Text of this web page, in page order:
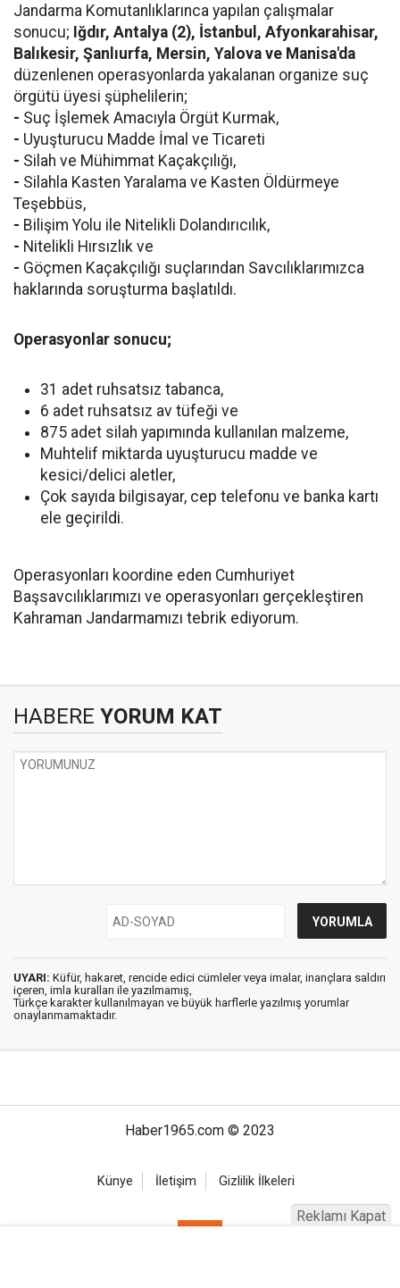
Jandarma Komutanlıklarınca yapılan çalışmalar
sonucu; Iğdır, Antalya (2), İstanbul, Afyonkarahisar,
Balıkesir, Şanlıurfa, Mersin, Yalova ve Manisa'da
düzenlenen operasyonlarda yakalanan organize suç
örgütü üyesi şüphelilerin;
- Suç İşlemek Amacıyla Örgüt Kurmak,
- Uyuşturucu Madde İmal ve Ticareti
- Silah ve Mühimmat Kaçakçılığı,
- Silahla Kasten Yaralama ve Kasten Öldürmeye
Teşebbüs,
- Bilişim Yolu ile Nitelikli Dolandırıcılık,
- Nitelikli Hırsızlık ve
- Göçmen Kaçakçılığı suçlarından Savcılıklarımızca
haklarında soruşturma başlatıldı.
Operasyonlar sonucu;
31 adet ruhsatsız tabanca,
6 adet ruhsatsız av tüfeği ve
875 adet silah yapımında kullanılan malzeme,
Muhtelif miktarda uyuşturucu madde ve
kesici/delici aletler,
Çok sayıda bilgisayar, cep telefonu ve banka kartı
ele geçirildi.
Operasyonları koordine eden Cumhuriyet
Başsavcılıklarımızı ve operasyonları gerçekleştiren
Kahraman Jandarmamızı tebrik ediyorum.
HABERE YORUM KAT
UYARI: Küfür, hakaret, rencide edici cümleler veya imalar, inançlara saldırı
içeren, imla kuralları ile yazılmamış,
Türkçe karakter kullanılmayan ve büyük harflerle yazılmış yorumlar
onaylanmamaktadır.
Haber1965.com © 2023
Künye İletişim Gizlilik İlkeleri
Reklamı Kapat